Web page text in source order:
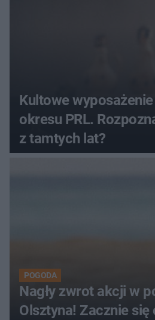
Kultowe
okresu PRL.
z tamtych lat?
POGODA
Nagły zwrot akcji w
Olsztyna! Zacznie się